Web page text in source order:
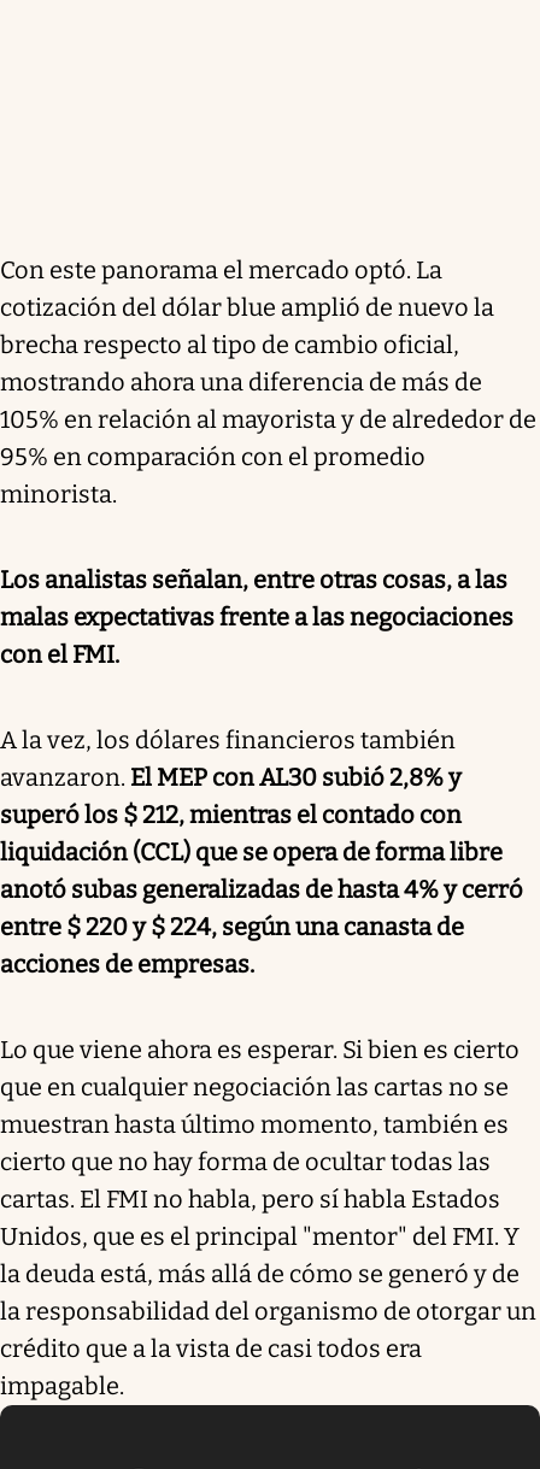
Con este panorama el mercado optó. La
cotización del dólar blue amplió de nuevo la
brecha respecto al tipo de cambio oficial,
mostrando ahora una diferencia de más de
105% en relación al mayorista y de alrededor de
95% en comparación con el promedio
minorista.
Los analistas señalan, entre otras cosas, a las
malas expectativas frente a las negociaciones
con el FMI.
A la vez, los dólares financieros también
avanzaron. El MEP con AL30 subió 2,8% y
superó los $ 212, mientras el contado con
liquidación (CCL) que se opera de forma libre
anotó subas generalizadas de hasta 4% y cerró
entre $ 220 y $ 224, según una canasta de
acciones de empresas.
Lo que viene ahora es esperar. Si bien es cierto
que en cualquier negociación las cartas no se
muestran hasta último momento, también es
cierto que no hay forma de ocultar todas las
cartas. El FMI no habla, pero sí habla Estados
Unidos, que es el principal "mentor" del FMI. Y
la deuda está, más allá de cómo se generó y de
la responsabilidad del organismo de otorgar un
crédito que a la vista de casi todos era
impagable.